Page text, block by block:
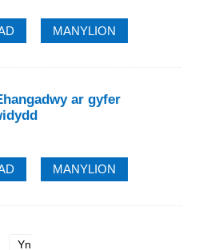
MANYLION
ar gyfer
MANYLION
Yn